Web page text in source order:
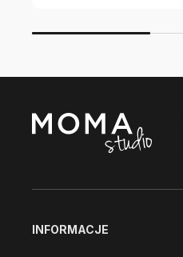
INFORMACJE